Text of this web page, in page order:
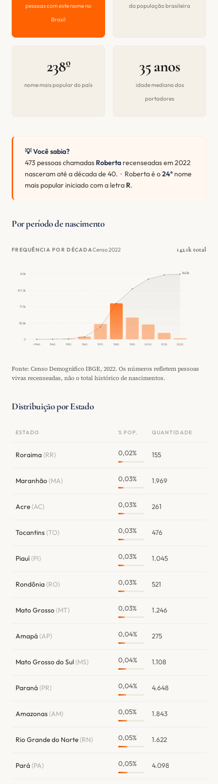
pessoas com este nome no
Brasil
da população brasileira
238º
nome mais popular do país
35 anos
idade mediana dos
portadores
💡 Você sabia?
473 pessoas chamadas Roberta recenseadas em 2022
nasceram até a década de 40. · Roberta é o24º nome
mais popular iniciado com a letra R.
Por período de nascimento
FREQUÊNCIA POR DÉCADACenso 2022 142.1k total
0
35.8k
71.5k
107.3k
143k
<1940 1940 1950 1960 1970 1980 1990 2000 2010 2020
142.1k
Fonte: Censo Demográfico IBGE, 2022. Os números refletem pessoas
vivas recenseadas, não o total histórico de nascimentos.
Distribuição por Estado
ESTADO % POP. QUANTIDADE
Roraima (RR) 0,02% 155
Maranhão(MA) 0,03% 1.969
Acre(AC) 0,03% 261
Tocantins(TO) 0,03% 476
Piauí(PI) 0,03% 1.045
Rondônia (RO) 0,03% 521
Mato Grosso(MT) 0,03% 1.246
Amapá (AP) 0,04% 275
Mato Grosso do Sul(MS) 0,04% 1.108
Paraná (PR) 0,04% 4.648
Amazonas(AM) 0,05% 1.843
Rio Grande do Norte(RN) 0,05% 1.622
Pará (PA) 0,05% 4.098